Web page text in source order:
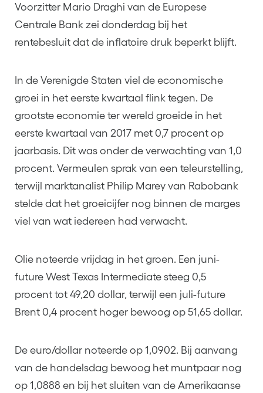
Voorzitter Mario Draghi van de Europese
Centrale Bank zei donderdag bij het
rentebesluit dat de inflatoire druk beperkt blijft.
In de Verenigde Staten viel de economische
groei in het eerste kwartaal flink tegen. De
grootste economie ter wereld groeide in het
eerste kwartaal van 2017 met 0,7 procent op
jaarbasis. Dit was onder de verwachting van 1,0
procent. Vermeulen sprak van een teleurstelling,
terwijl marktanalist Philip Marey van Rabobank
stelde dat het groeicijfer nog binnen de marges
viel van wat iedereen had verwacht.
Olie noteerde vrijdag in het groen. Een juni-
future West Texas Intermediate steeg 0,5
procent tot 49,20 dollar, terwijl een juli-future
Brent 0,4 procent hoger bewoog op 51,65 dollar.
De euro/dollar noteerde op 1,0902. Bij aanvang
van de handelsdag bewoog het muntpaar nog
op 1,0888 en bij het sluiten van de Amerikaanse